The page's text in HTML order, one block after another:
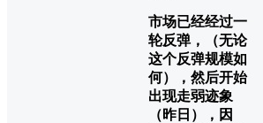
市场已经经过一
轮反弹，（无论
这个反弹规模如
何），然后开始
出现走弱迹象
（昨日），因